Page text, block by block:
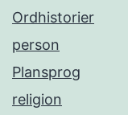
Ordhistorier
person
Plansprog
religion